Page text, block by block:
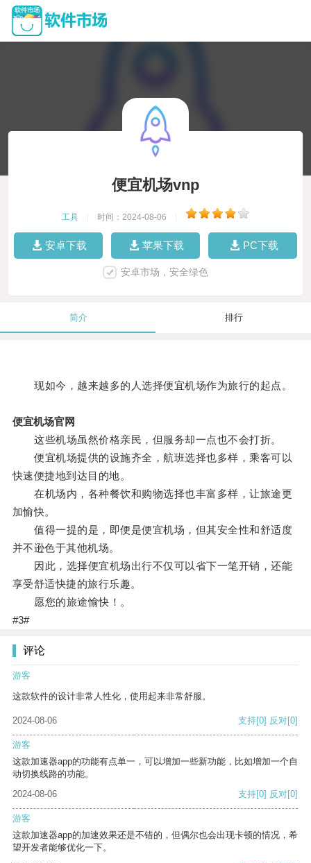
便宜机场vnp
工具 时间：2024-08-06
安卓下载 苹果下载 PC下载
安卓市场，安全绿色
简介 排行
现如今，越来越多的人选择便宜机场作为旅行的起点。
便宜机场官网
这些机场虽然价格亲民，但服务却一点也不会打折。
便宜机场提供的设施齐全，航班选择也多样，乘客可以
快速便捷地到达目的地。
在机场内，各种餐饮和购物选择也丰富多样，让旅途更
加愉快。
值得一提的是，即便是便宜机场，但其安全性和舒适度
并不逊色于其他机场。
因此，选择便宜机场出行不仅可以省下一笔开销，还能
享受舒适快捷的旅行乐趣。
愿您的旅途愉快！。
#3#
评论
游客
这款软件的设计非常人性化，使用起来非常舒服。
2024-08-06 支持[0] 反对[0]
游客
这款加速器app的功能有点单一，可以增加一些新功能，比如增加一个自
动切换线路的功能。
2024-08-06
支持[0] 反对[0]
游客
这款加速器app的加速效果还是不错的，但偶尔也会出现卡顿的情况，希
望开发者能够优化一下。